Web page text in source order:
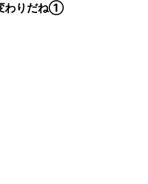
わりだね①